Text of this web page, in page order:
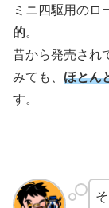
ミニ四駆用のロ
的。
昔から発売され
みても、 ほとん
す。